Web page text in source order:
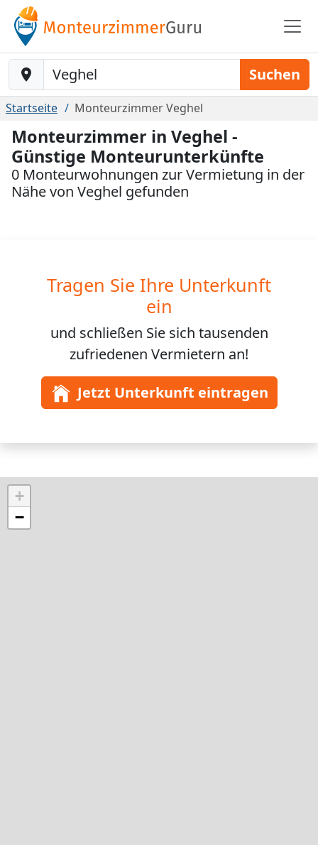
Baustelle-Location Suchen
Startseite Monteurzimmer Veghel
Monteurzimmer in Veghel -
Günstige Monteurunterkünfte
0 Monteurwohnungen zur Vermietung in der
Nähe von Veghel gefunden
Tragen Sie Ihre Unterkunft
ein
und schließen Sie sich tausenden
zufriedenen Vermietern an!
Jetzt Unterkunft eintragen
+
−